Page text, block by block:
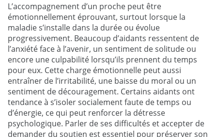
L’accompagnement d’un proche peut être
émotionnellement éprouvant, surtout lorsque la
maladie s’installe dans la durée ou évolue
progressivement. Beaucoup d’aidants ressentent de
l’anxiété face à l’avenir, un sentiment de solitude ou
encore une culpabilité lorsqu’ils prennent du temps
pour eux. Cette charge émotionnelle peut aussi
entraîner de l’irritabilité, une baisse du moral ou un
sentiment de découragement. Certains aidants ont
tendance à s’isoler socialement faute de temps ou
d’énergie, ce qui peut renforcer la détresse
psychologique. Parler de ses difficultés et accepter de
demander du soutien est essentiel pour préserver son